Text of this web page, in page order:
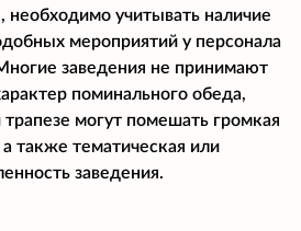
необходимо учитывать наличие
мероприятий у персонала
заведения не принимают
поминального обеда,
могут помешать громкая
также тематическая или
заведения.